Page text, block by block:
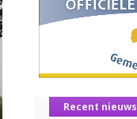
Recent nieuws